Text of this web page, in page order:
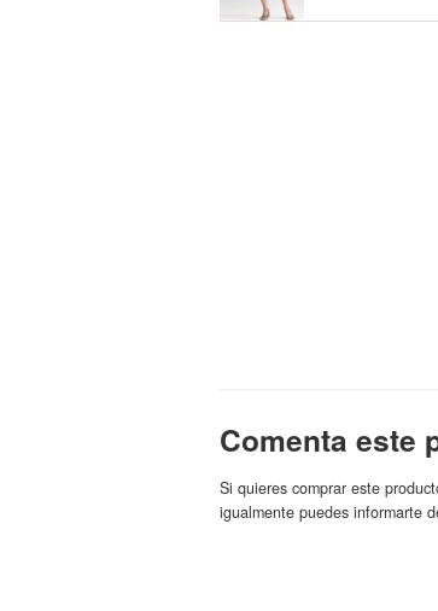
Comenta este
Si quieres comprar este
igualmente puedes informarte